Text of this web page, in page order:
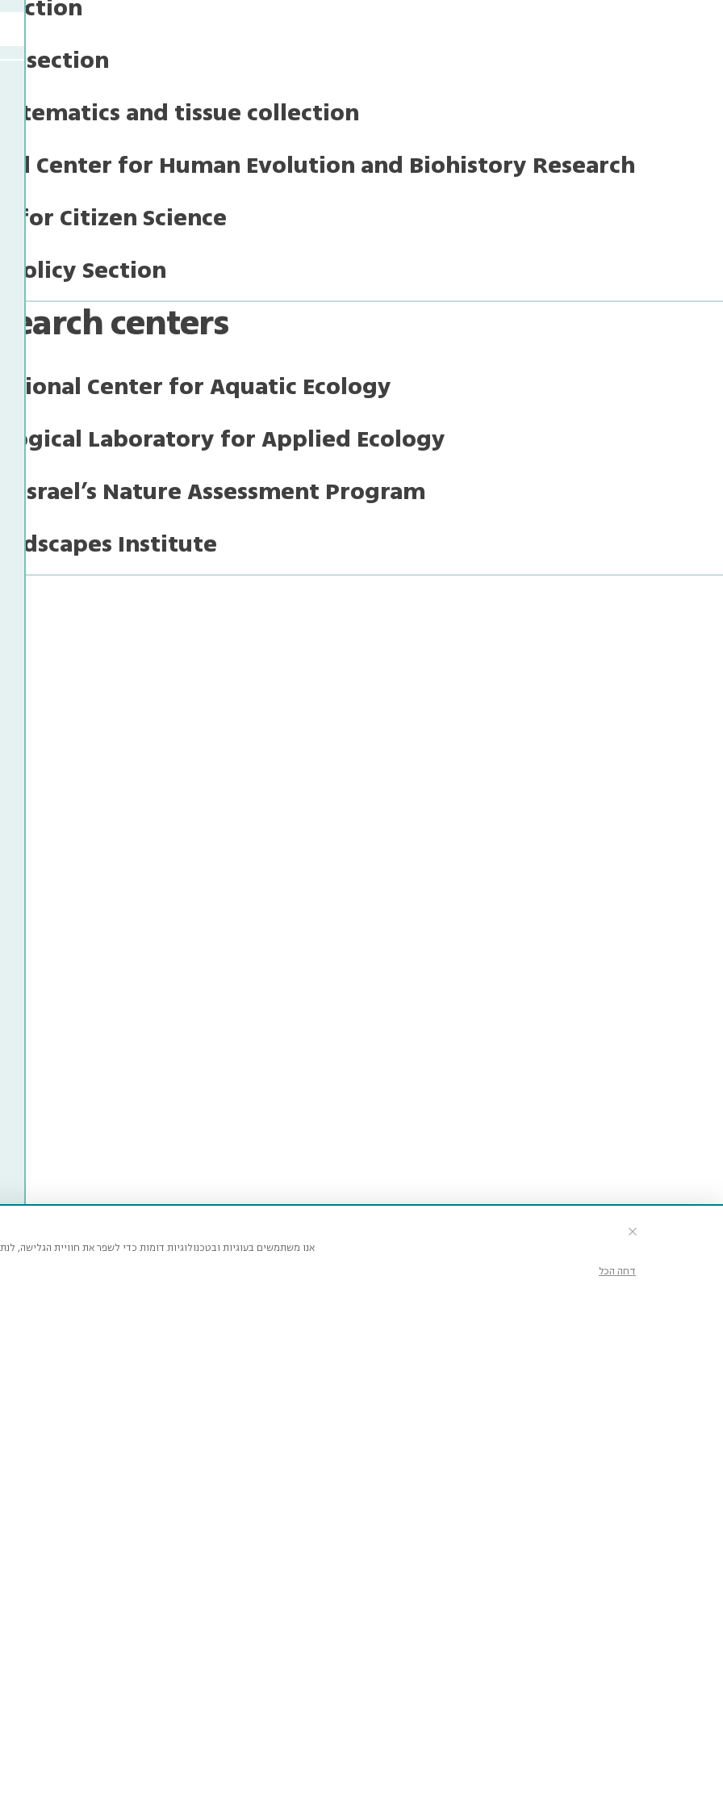
section
and tissue collection
Center for Human Evolution and Biohistory Research
for Citizen Science
Policy Section
centers
Center for Aquatic Ecology
Laboratory for Applied Ecology
Israel’s Nature Assessment Program
Institute
אנו משתמשים בעוגיות ובטכנולוגיות דומות כדי לשפר את חוויית הגלישה,
דחה הכל